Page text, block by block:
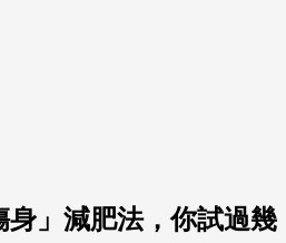
身」減肥法，你試過幾